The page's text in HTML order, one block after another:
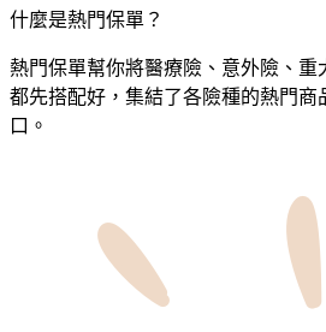
什麼是熱門保單？
熱門保單幫你將醫療險、意外險、
都先搭配好，集結了各險種的熱門商
口。